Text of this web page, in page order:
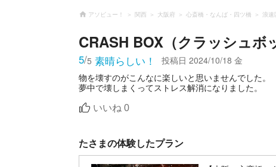
アソビュー！ 関西 大阪府 心斎橋・なんば・四ツ橋 浪速
CRASH BOX（クラッシュボ
5/5 素晴らしい！ 投稿日 2024/10/18 金
物を壊すのがこんなに楽しいと思いませんでした。
夢中で壊しまくってストレス解消になりました。
いいね 0
たさまの体験したプラン